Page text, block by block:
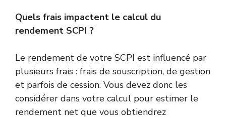
Quels frais impactent le calcul du
rendement SCPI ?
Le rendement de votre SCPI est influencé par
plusieurs frais : frais de souscription, de gestion
et parfois de cession. Vous devez donc les
considérer dans votre calcul pour estimer le
rendement net que vous obtiendrez